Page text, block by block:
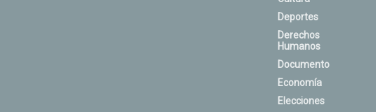
Deportes
Derechos
Humanos
Documento
Economía
Elecciones